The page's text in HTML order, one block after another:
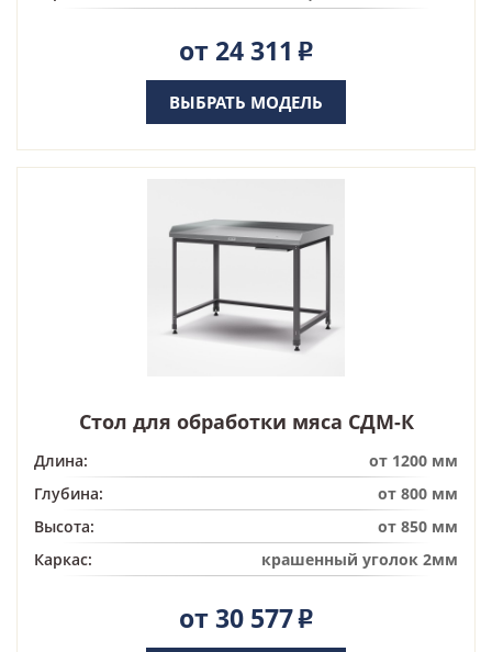
от 24 311 Р
ВЫБРАТЬ МОДЕЛЬ
Стол для обработки мяса СДМ-К
Длина:
от 1200 мм
Глубина:
от 800 мм
Высота:
от 850 мм
Каркас:
крашенный уголок 2мм
от 30 577Р